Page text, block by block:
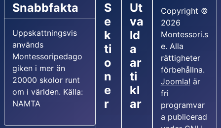
Snabbfakta
Uppskattningsvis
används
Montessoripedago
giken i mer än
20000 skolor runt
om i världen. Källa:
NAMTA
S
e
k
ti
o
n
e
r
Ut
va
ld
a
ar
ti
kl
ar
Copyright ©
2026
Montessori.s
e. Alla
rättigheter
förbehållna.
Joomla! är
fri
programvar
a publicerad